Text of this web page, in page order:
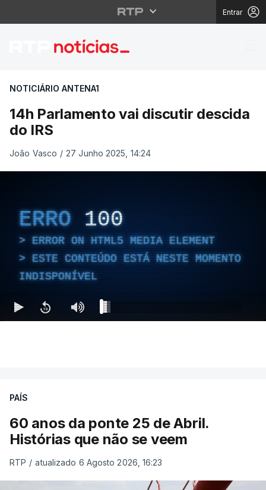
Entrar
14h Parlamento vai
NOTICIÁRIO ANTENA1
14h Parlamento vai discutir descida
do IRS
João Vasco / 27 Junho 2025, 14:24
ERRO 100
ERROR ON HTML5 MEDIA ELEMENT
ESTE CONTEÚDO ESTÁ NESTE MOMENTO
INDISPONÍVEL
PAÍS
60 anos da ponte 25 de Abril.
Histórias que não se veem
RTP / atualizado 6 Agosto 2026, 16:23